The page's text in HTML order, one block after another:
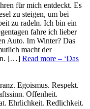
für mich entdeckt. Es
zu steigen, um bei
zu radeln. Ich bin ein
fahre ich lieber
Auto. Im Winter? Das
macht der
[…] Read more – ‘Das
Egoismus. Respekt.
Offenheit.
Ehrlichkeit. Redlichkeit.